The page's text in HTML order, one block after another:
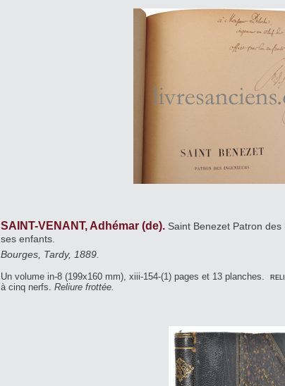
SAINT-VENANT, Adhémar (de). Saint Benezet Patron
ses enfants.
Bourges, Tardy, 1889.
Un volume in-8 (199x160 mm), xiii-154-(1) pages et 13 planches.
à cinq nerfs. Reliure frottée.